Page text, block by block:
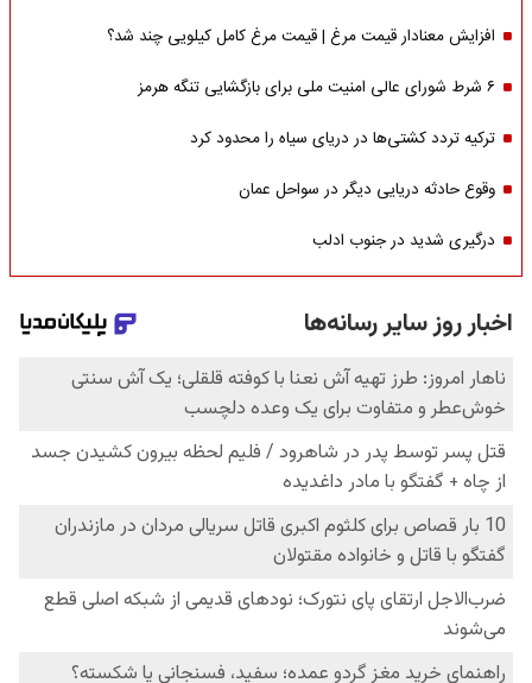
افزایش معنادار قیمت مرغ | قیمت مرغ کامل کیلویی چند شد؟
۶ شرط شورای عالی امنیت ملی برای بازگشایی تنگه هرمز
ترکیه تردد کشتی‌ها در دریای سیاه را محدود کرد
وقوع حادثه دریایی دیگر در سواحل عمان
درگیری شدید در جنوب ادلب